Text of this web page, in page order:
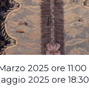
2025 ore 11:00
2025 ore 18:30